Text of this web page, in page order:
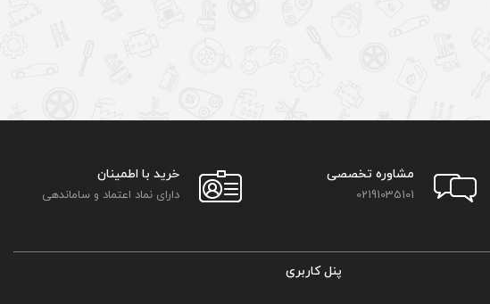
مشاوره تخصصی
02191035101
خرید با اطمینان
دارای نماد اعتماد و ساماندهی
پنل کاربری